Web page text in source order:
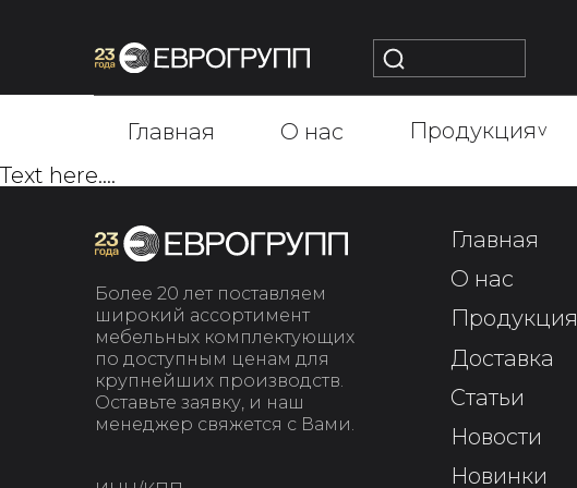
Главная О нас Продукция^
Text here....
Более 20 лет поставляем
широкий ассортимент
мебельных комплектующих
по доступным ценам для
крупнейших производств.
Оставьте заявку, и наш
менеджер свяжется с Вами.
Главная
О нас
Продукция
Доставка
Статьи
Новости
Новинки